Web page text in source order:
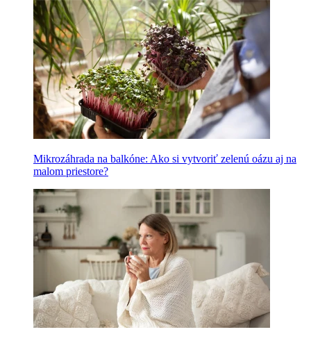
Mikrozáhrada na balkóne: Ako si vytvoriť zelenú oázu aj na
malom priestore?